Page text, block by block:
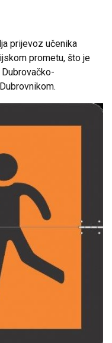
prijevoz učenika
prometu, što je